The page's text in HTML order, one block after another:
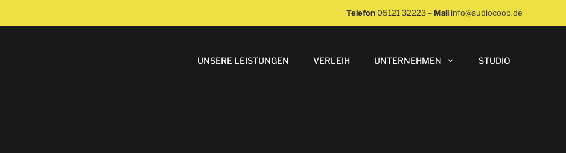
Telefon 05121 32223– Mail info@audiocoop.de
UNSERE LEISTUNGEN VERLEIH UNTERNEHMEN STUDIO